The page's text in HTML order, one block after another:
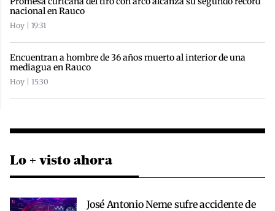
nacional en Rauco
Hoy | 19:31
Encuentran a hombre de 36 años muerto al interior de una
mediagua en Rauco
Hoy | 15:30
Lo + visto ahora
José Antonio Neme sufre accidente de